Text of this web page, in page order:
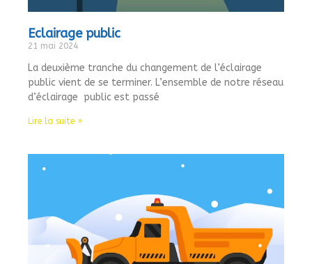
Eclairage public
21 mai 2024
La deuxième tranche du changement de l’éclairage
public vient de se terminer. L’ensemble de notre réseau
d’éclairage public est passé
Lire la suite »